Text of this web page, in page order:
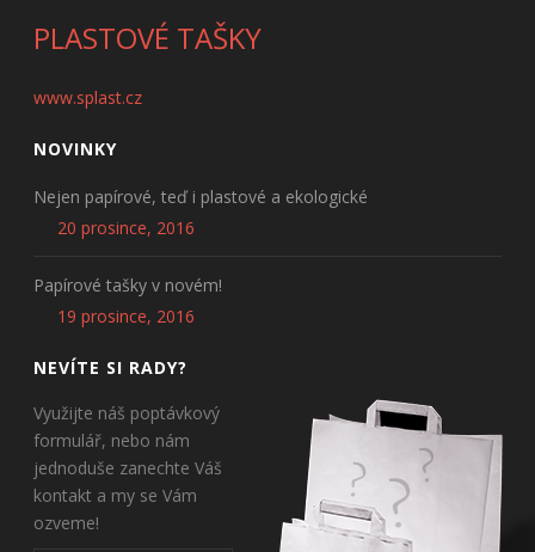
PLASTOVÉ TAŠKY
www.splast.cz
NOVINKY
Nejen papírové, teď i plastové a ekologické
20 prosince, 2016
Papírové tašky v novém!
19 prosince, 2016
NEVÍTE SI RADY?
Využijte náš poptávkový
formulář, nebo nám
jednoduše zanechte Váš
kontakt a my se Vám
ozveme!